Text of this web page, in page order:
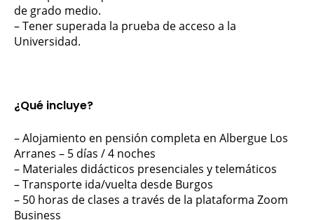
de grado medio.
– Tener superada la prueba de acceso a la
Universidad.
¿Qué incluye?
– Alojamiento en pensión completa en Albergue Los
Arranes – 5 días / 4 noches
– Materiales didácticos presenciales y telemáticos
– Transporte ida/vuelta desde Burgos
– 50 horas de clases a través de la plataforma Zoom
Business